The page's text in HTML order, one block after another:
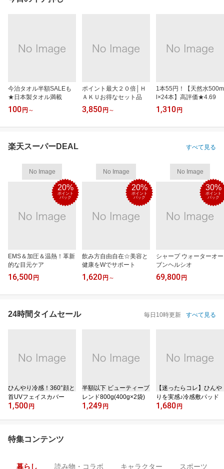
今治タオル半額SALEも
★日本製タオル満載
100 円 ～
ポイント最大２０倍│Ｈ
ＡＫＵお得なセット品
3,850 円 ～
1本55円！【天然水500m
l×24本】高評価★4.69
1,310 円
楽天スーパーDEAL すべて見る
No Image
20%
ポイント
バック
EMS＆加圧＆温熱！革新
的な目元ケア
16,500 円
No Image
20%
ポイント
バック
飲み方自由自在☆美容と
健康をWでサポート
1,620 円 ～
No Image
30%
ポイント
バック
シャープ ウォーターオー
ブンヘルシオ
69,800 円
24時間タイムセール 毎日10時更新 すべて見る
ひんやり冷感！360°顔と
首UVフェイスカバー
1,500 円
半額以下 ビューティーブ
レンド800g(400g×2袋)
1,249 円
【迷ったらコレ】ひんや
りを実感♪冷感敷パッド
1,680 円
特集コンテンツ
暮らし 読み物・コラボ キャラクター スポーツ